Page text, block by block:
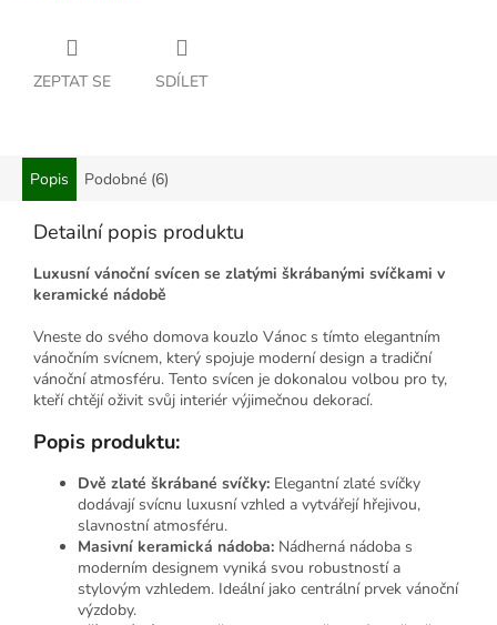
ZEPTAT SE SDÍLET
Popis Podobné (6)
Detailní popis produktu
Luxusní vánoční svícen se zlatými škrábanými svíčkami v
keramické nádobě
Vneste do svého domova kouzlo Vánoc s tímto elegantním
vánočním svícnem, který spojuje moderní design a tradiční
vánoční atmosféru. Tento svícen je dokonalou volbou pro ty,
kteří chtějí oživit svůj interiér výjimečnou dekorací.
Popis produktu:
Dvě zlaté škrábané svíčky: Elegantní zlaté svíčky
dodávají svícnu luxusní vzhled a vytvářejí hřejivou,
slavnostní atmosféru.
Masivní keramická nádoba: Nádherná nádoba s
moderním designem vyniká svou robustností a
stylovým vzhledem. Ideální jako centrální prvek vánoční
výzdoby.